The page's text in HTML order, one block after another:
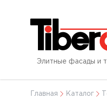
Элитные фасады и
Главная Каталог